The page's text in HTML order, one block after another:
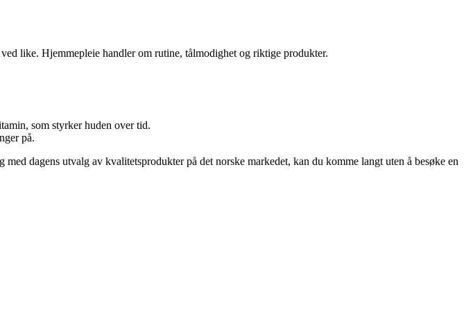
like. Hjemmepleie handler om rutine, tålmodighet og riktige produkter.
som styrker huden over tid.
på.
dagens utvalg av kvalitetsprodukter på det norske markedet, kan du komme langt uten å besøke en